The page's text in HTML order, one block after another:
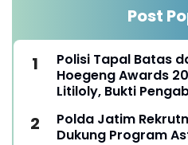
Post
Polisi Tapal Batas
Hoegeng Awards
Litiloly, Bukti
Polda Jatim
Dukung Program